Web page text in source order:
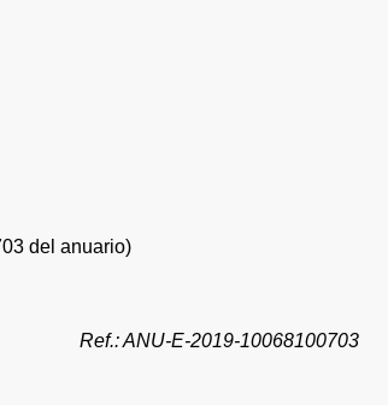
del anuario)
Ref.: ANU-E-2019-10068100703